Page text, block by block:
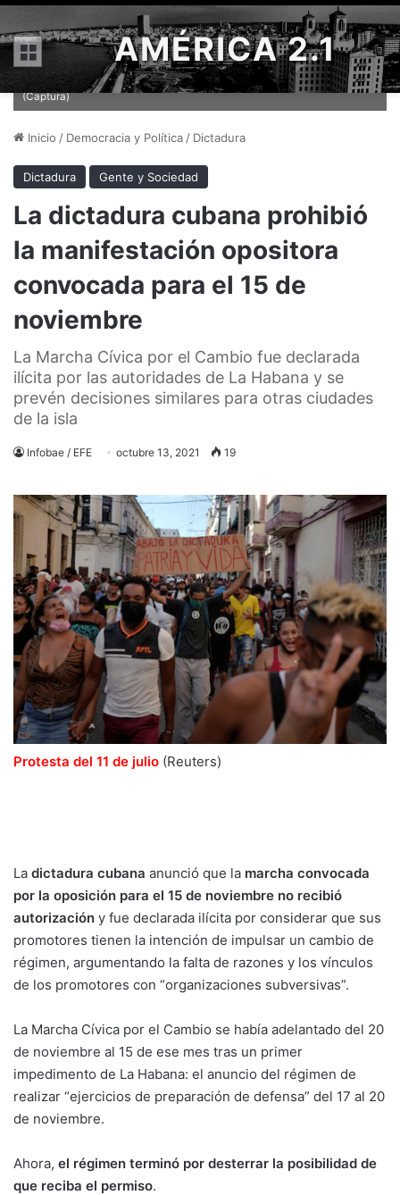
Menú AMÉRICA 2.1
Joven con pancarta durante las protestas del 11 de julio en Cuba.
(Captura)
Inicio / Democracia y Política / Dictadura
Dictadura Gente y Sociedad
La dictadura cubana prohibió
la manifestación opositora
convocada para el 15 de
noviembre
La Marcha Cívica por el Cambio fue declarada
ilícita por las autoridades de La Habana y se
prevén decisiones similares para otras ciudades
de la isla
Infobae / EFE octubre 13, 2021 19
Protesta del 11 de julio (Reuters)
La dictadura cubana anunció que la marcha convocada
por la oposición para el 15 de noviembre no recibió
autorización y fue declarada ilícita por considerar que sus
promotores tienen la intención de impulsar un cambio de
régimen, argumentando la falta de razones y los vínculos
de los promotores con “organizaciones subversivas”.
La Marcha Cívica por el Cambio se había adelantado del 20
de noviembre al 15 de ese mes tras un primer
impedimento de La Habana: el anuncio del régimen de
realizar “ejercicios de preparación de defensa” del 17 al 20
de noviembre.
Ahora, el régimen terminó por desterrar la posibilidad de
que reciba el permiso.